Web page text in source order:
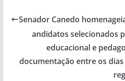
Senador Canedo
andidatos selecionados
educacional e
documentação entre os dias